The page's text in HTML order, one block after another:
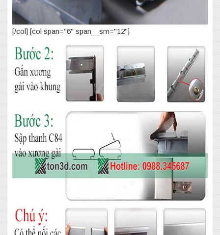
[/col] [col span="6" span__sm="12"]